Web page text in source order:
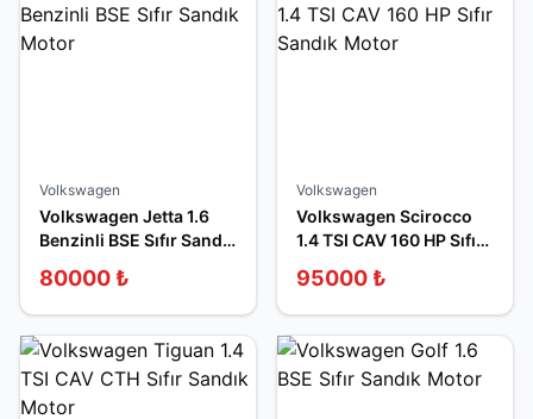
Volkswagen
Volkswagen Jetta 1.6
Benzinli BSE Sıfır Sandık
80000 ₺
Volkswagen
Volkswagen Scirocco
1.4 TSI CAV 160 HP Sıfır
95000 ₺